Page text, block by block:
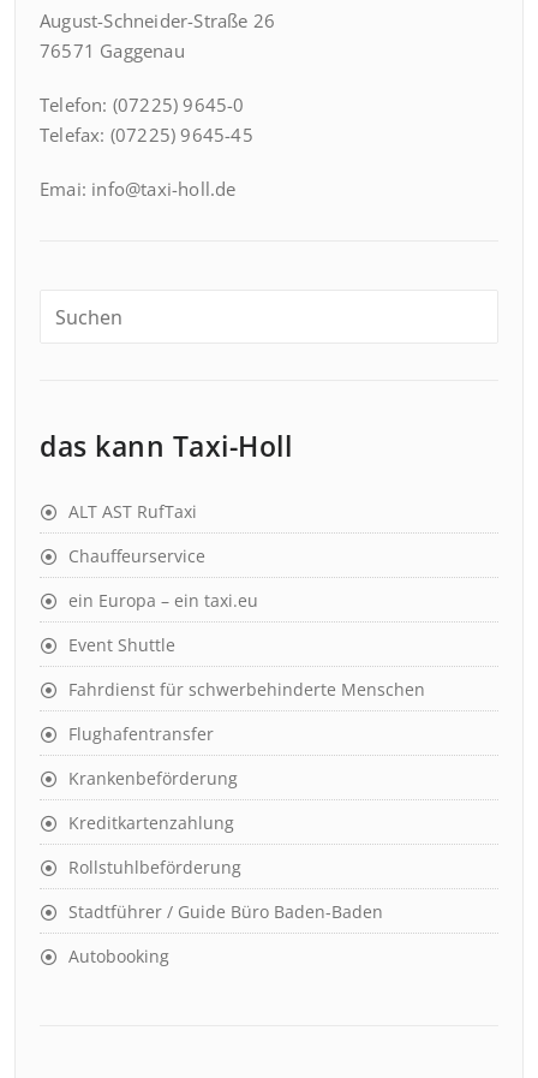
August-Schneider-Straße 26
76571 Gaggenau
Telefon: (07225) 9645-0
Telefax: (07225) 9645-45
Emai: info@taxi-holl.de
das kann Taxi-Holl
ALT AST RufTaxi
Chauffeurservice
ein Europa – ein taxi.eu
Event Shuttle
Fahrdienst für schwerbehinderte Menschen
Flughafentransfer
Krankenbeförderung
Kreditkartenzahlung
Rollstuhlbeförderung
Stadtführer / Guide Büro Baden-Baden
Autobooking